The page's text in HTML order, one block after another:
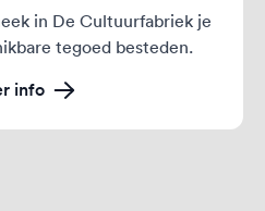
in De Cultuurfabriek je
tegoed besteden.
info